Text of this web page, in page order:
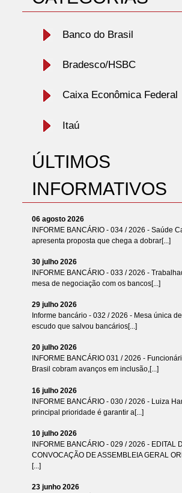
Banco do Brasil
Bradesco/HSBC
Caixa Econômica Federal
Itaú
ÚLTIMOS
INFORMATIVOS
06 agosto 2026
INFORME BANCÁRIO - 034 / 2026 - Saúde
apresenta proposta que chega a dobrar[...]
30 julho 2026
INFORME BANCÁRIO - 033 / 2026 -
mesa de negociação com os bancos[...]
29 julho 2026
Informe bancário - 032 / 2026 - Mesa única
escudo que salvou bancários[...]
20 julho 2026
INFORME BANCÁRIO 031 / 2026 -
Brasil cobram avanços em inclusão,[...]
16 julho 2026
INFORME BANCÁRIO - 030 / 2026 - Luiza
principal prioridade é garantir a[...]
10 julho 2026
INFORME BANCÁRIO - 029 / 2026 - EDITAL
CONVOCAÇÃO DE ASSEMBLEIA GERAL
[...]
23 junho 2026